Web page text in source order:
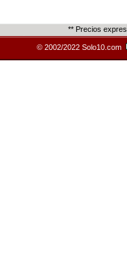
** Precios
© 2002/2022 Solo10.com